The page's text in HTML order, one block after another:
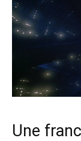
Une